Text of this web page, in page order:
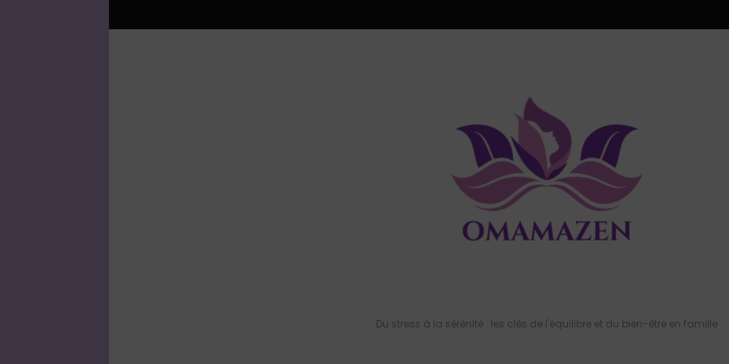
Du stress à la sérénité : les clés de l'équilibre et du bien-être en famille